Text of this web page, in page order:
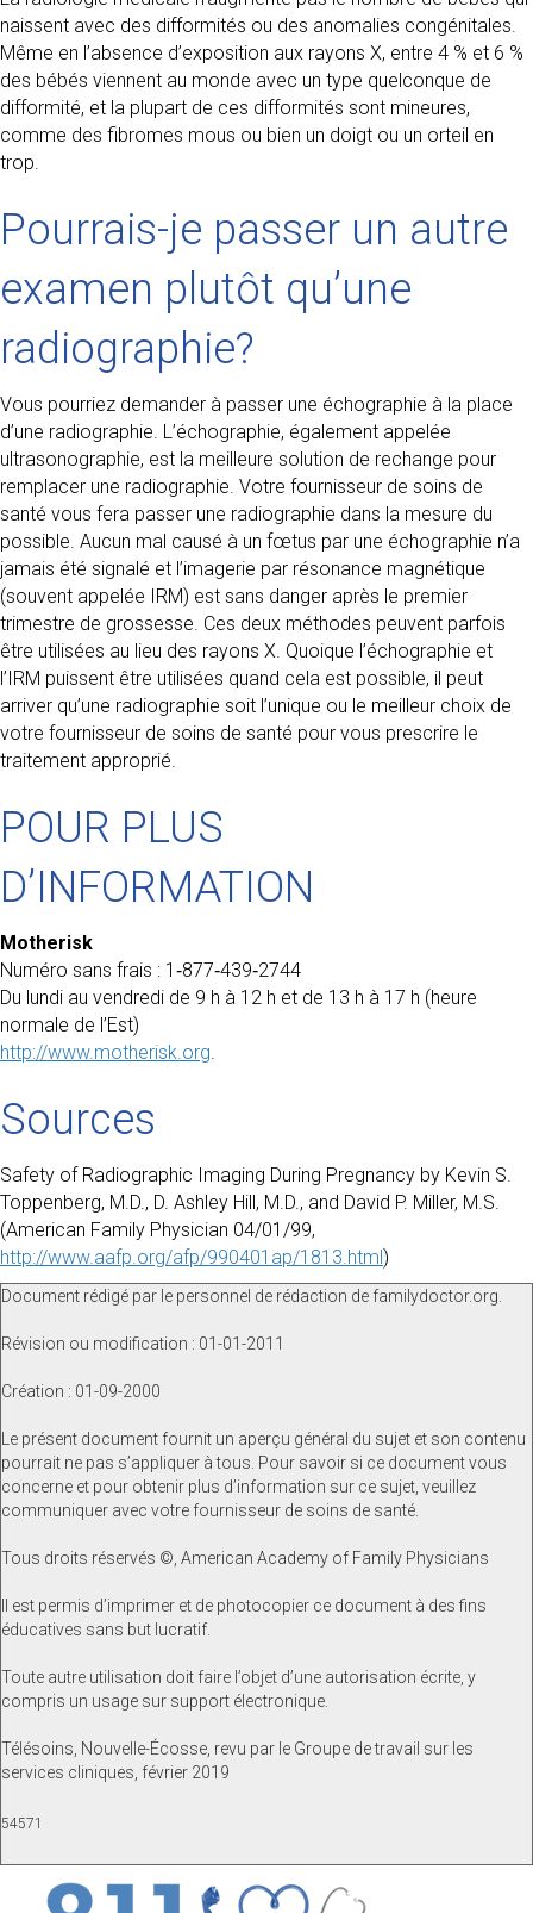
naissent avec des difformités ou des anomalies congénitales.
Même en l’absence d’exposition aux rayons X, entre 4 % et 6 %
des bébés viennent au monde avec un type quelconque de
difformité, et la plupart de ces difformités sont mineures,
comme des fibromes mous ou bien un doigt ou un orteil en
trop.
Pourrais-je passer un autre
examen plutôt qu’une
radiographie?
Vous pourriez demander à passer une échographie à la place
d’une radiographie. L’échographie, également appelée
ultrasonographie, est la meilleure solution de rechange pour
remplacer une radiographie. Votre fournisseur de soins de
santé vous fera passer une radiographie dans la mesure du
possible. Aucun mal causé à un fœtus par une échographie n’a
jamais été signalé et l’imagerie par résonance magnétique
(souvent appelée IRM) est sans danger après le premier
trimestre de grossesse. Ces deux méthodes peuvent parfois
être utilisées au lieu des rayons X. Quoique l’échographie et
l’IRM puissent être utilisées quand cela est possible, il peut
arriver qu’une radiographie soit l’unique ou le meilleur choix de
votre fournisseur de soins de santé pour vous prescrire le
traitement approprié.
POUR PLUS
D’INFORMATION
Motherisk
Numéro sans frais : 1‑877‑439‑2744
Du lundi au vendredi de 9 h à 12 h et de 13 h à 17 h (heure
normale de l’Est)
http://www.motherisk.org.
Sources
Safety of Radiographic Imaging During Pregnancy by Kevin S.
Toppenberg, M.D., D. Ashley Hill, M.D., and David P. Miller, M.S.
(American Family Physician 04/01/99,
http://www.aafp.org/afp/990401ap/1813.html )
Document rédigé par le personnel de rédaction de familydoctor.org.
Révision ou modification : 01-01-2011
Création : 01-09-2000
Le présent document fournit un aperçu général du sujet et son contenu
pourrait ne pas s’appliquer à tous. Pour savoir si ce document vous
concerne et pour obtenir plus d’information sur ce sujet, veuillez
communiquer avec votre fournisseur de soins de santé.
Tous droits réservés ©, American Academy of Family Physicians
Il est permis d’imprimer et de photocopier ce document à des fins
éducatives sans but lucratif.
Toute autre utilisation doit faire l’objet d’une autorisation écrite, y
compris un usage sur support électronique.
Télésoins, Nouvelle-Écosse, revu par le Groupe de travail sur les
services cliniques, février 2019
54571